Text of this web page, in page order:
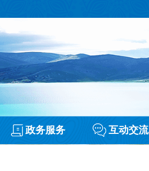
政务服务 互动交流